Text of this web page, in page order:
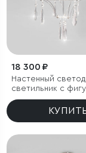
18 300 ₽
Настенный
светильник с
хрусталем